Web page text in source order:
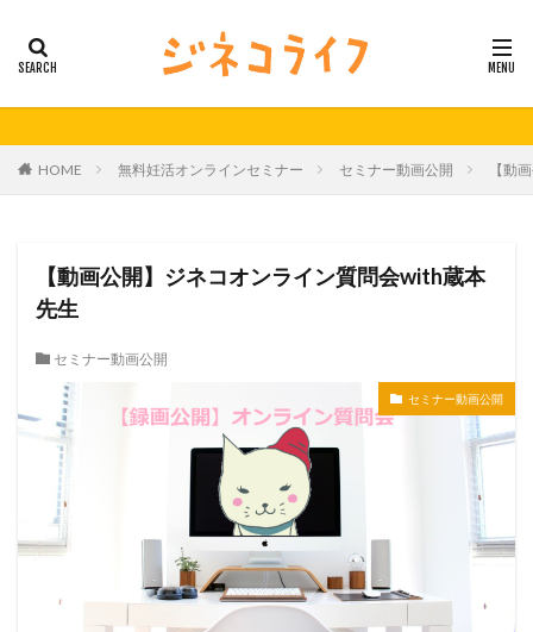
HOME 無料妊活オンラインセミナー セミナー動画公開 【動
【動画公開】ジネコオンライン質問会with蔵本
先生
セミナー動画公開
セミナー動画公開
男性不妊